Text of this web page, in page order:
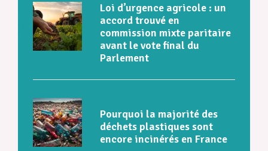
Loi d’urgence agricole : un
accord trouvé en
commission mixte paritaire
avant le vote final du
Parlement
Pourquoi la majorité des
déchets plastiques sont
encore incinérés en France